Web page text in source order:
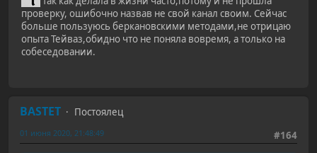
проверку, ошибочно назвав не свой канал своим. Сейчас
больше пользуюсь беркановскими методами,не отрицаю
опыта Тейваз,обидно что не поняла вовремя, а только на
собеседовании.
BASTET
Постоялец
#164
01 июня 2020, 21:48:49